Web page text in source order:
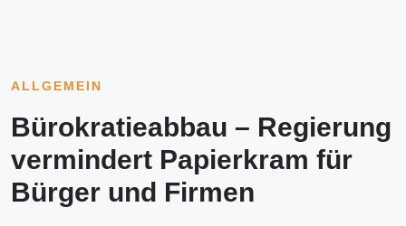
ALLGEMEIN
Bürokratieabbau – Regierung
vermindert Papierkram für
Bürger und Firmen